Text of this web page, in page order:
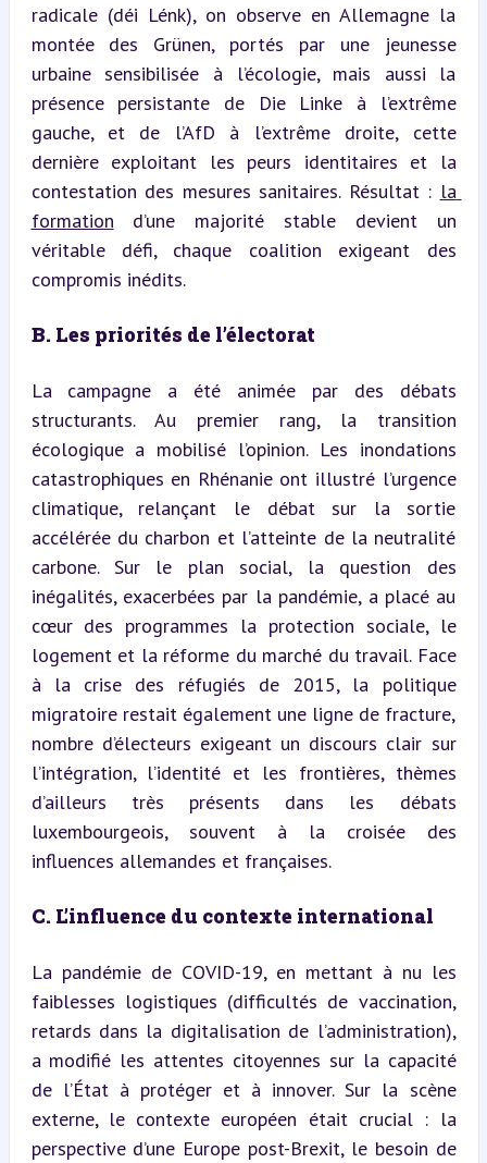
radicale (déi Lénk), on observe en Allemagne la
montée des Grünen, portés par une jeunesse
urbaine sensibilisée à l’écologie, mais aussi la
présence persistante de Die Linke à l’extrême
gauche, et de l’AfD à l’extrême droite, cette
dernière exploitant les peurs identitaires et la
contestation des mesures sanitaires. Résultat : la
formation d’une majorité stable devient un
véritable défi, chaque coalition exigeant des
compromis inédits.
B. Les priorités de l’électorat
La campagne a été animée par des débats
structurants. Au premier rang, la transition
écologique a mobilisé l’opinion. Les inondations
catastrophiques en Rhénanie ont illustré l’urgence
climatique, relançant le débat sur la sortie
accélérée du charbon et l’atteinte de la neutralité
carbone. Sur le plan social, la question des
inégalités, exacerbées par la pandémie, a placé au
cœur des programmes la protection sociale, le
logement et la réforme du marché du travail. Face
à la crise des réfugiés de 2015, la politique
migratoire restait également une ligne de fracture,
nombre d’électeurs exigeant un discours clair sur
l’intégration, l’identité et les frontières, thèmes
d’ailleurs très présents dans les débats
luxembourgeois, souvent à la croisée des
influences allemandes et françaises.
C. L’influence du contexte international
La pandémie de COVID-19, en mettant à nu les
faiblesses logistiques (difficultés de vaccination,
retards dans la digitalisation de l’administration),
a modifié les attentes citoyennes sur la capacité
de l’État à protéger et à innover. Sur la scène
externe, le contexte européen était crucial : la
perspective d’une Europe post-Brexit, le besoin de